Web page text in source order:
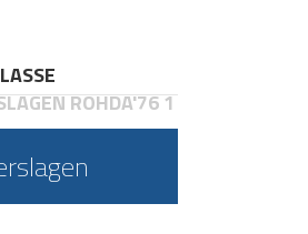
ROHDA'76 1